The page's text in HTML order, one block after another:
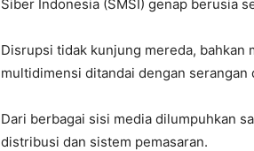
Siber Indonesia (SMSI) genap berusia
Disrupsi tidak kunjung mereda,
multidimensi ditandai dengan serangan
Dari berbagai sisi media dilumpuhkan
distribusi dan sistem pemasaran.